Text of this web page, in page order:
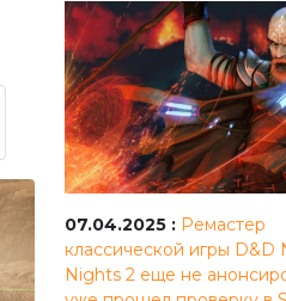
07.04.2025 : Ремастер
классической игры D&D
Nights 2 еще не